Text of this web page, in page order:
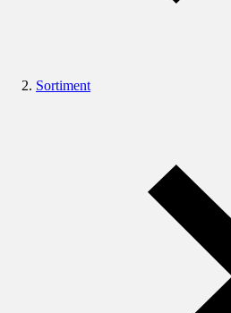
Sortiment